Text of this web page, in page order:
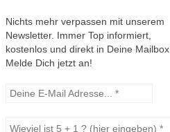
Nichts mehr verpassen mit unserem
Newsletter. Immer Top informiert,
kostenlos und direkt in Deine Mailbox.
Melde Dich jetzt an!